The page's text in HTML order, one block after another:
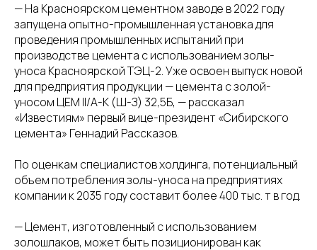
— На Красноярском цементном заводе в 2022 году
запущена опытно-промышленная установка для
проведения промышленных испытаний при
производстве цемента с использованием золы-
уноса Красноярской ТЭЦ-2. Уже освоен выпуск новой
для предприятия продукции — цемента с золой-
уносом ЦЕМ II/А-К (Ш-З) 32,5Б, — рассказал
«Известиям» первый вице-президент «Сибирского
цемента» Геннадий Рассказов.
По оценкам специалистов холдинга, потенциальный
объем потребления золы-уноса на предприятиях
компании к 2035 году составит более 400 тыс. т в год.
— Цемент, изготовленный с использованием
золошлаков, может быть позиционирован как